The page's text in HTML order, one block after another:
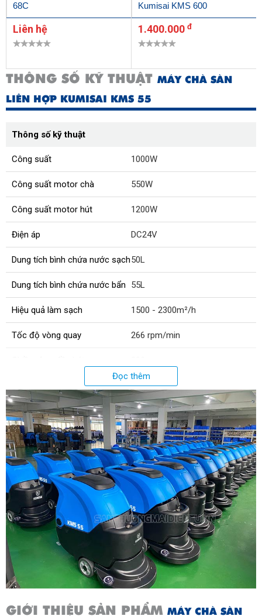
68C
Liên hệ
Kumisai KMS 600
1.400.000 đ
THÔNG SỐ KỸ THUẬT MÁY CHÀ SÀN
LIÊN HỢP KUMISAI KMS 55
Thông số kỹ thuật
Công suất 1000W
Công suất motor chà 550W
Công suất motor hút 1200W
Điện áp DC24V
Dung tích bình chứa nước sạch50L
Dung tích bình chứa nước bẩn 55L
Hiệu quả làm sạch 1500 - 2300m²/h
Tốc độ vòng quay 266 rpm/min
28kg
Độ ồn <68 dB
Trọng lượng sản phẩm 148kg
Trọng lượng tổng 175kg
Kích thước đóng gói 1270 x 670 x 1130mm
Kích thước sản phẩm 1240 x 600 x 960mm
Model: KMS 55
Xuất xứ
Chính hãng - Sản xuất theo
công nghệ Nhật Bản
560mm
Đọc thêm
GIỚI THIỆU SẢN PHẨM MÁY CHÀ SÀN